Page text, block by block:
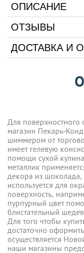
ОПИСАНИЕ
ОТЗЫВЫ
ДОСТАВКА И
Для поверхностного
магазин Пекарь-
шиммером от
имеет гелевую
помощи сухой
металлик
декора из шоколада,
используется для
поверхность,
пурпурный цвет
блистательный
Для того чтобы
достаточно
осуществляется
наши магазины